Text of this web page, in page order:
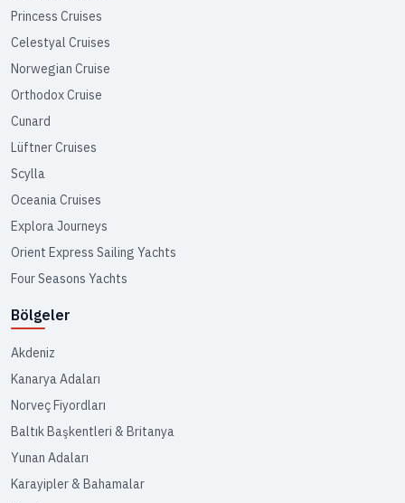
Princess Cruises
Celestyal Cruises
Norwegian Cruise
Orthodox Cruise
Cunard
Lüftner Cruises
Scylla
Oceania Cruises
Explora Journeys
Orient Express Sailing Yachts
Four Seasons Yachts
Bölgeler
Akdeniz
Kanarya Adaları
Norveç Fiyordları
Baltık Başkentleri & Britanya
Yunan Adaları
Karayipler & Bahamalar